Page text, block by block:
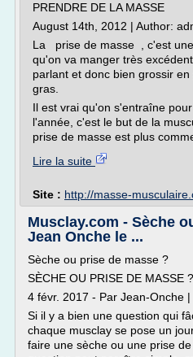
PRENDRE DE LA MASSE
August 14th, 2012 | Author:
La prise de masse , c'est
qu'on va manger très
parlant et donc bien grossir
gras.
Il est vrai qu'on s'entraîne
l'année, c'est le but de la
prise de masse est plus
Lire la suite
Site : http://masse-
Musclay.com - Sèche
Jean Onche le ...
Sèche ou prise de masse ?
SÈCHE OU PRISE DE MASSE ?
4 févr. 2017 - Par Jean-Onche
Si il y a bien une question qui
chaque musclay se pose un
faire une sèche ou une prise